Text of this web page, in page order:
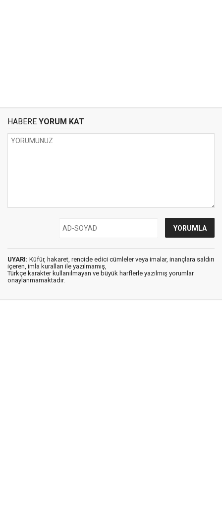
HABERE YORUM KAT
UYARI: Küfür, hakaret, rencide edici cümleler veya imalar, inançlara saldırı
içeren, imla kuralları ile yazılmamış,
Türkçe karakter kullanılmayan ve büyük harflerle yazılmış yorumlar
onaylanmamaktadır.